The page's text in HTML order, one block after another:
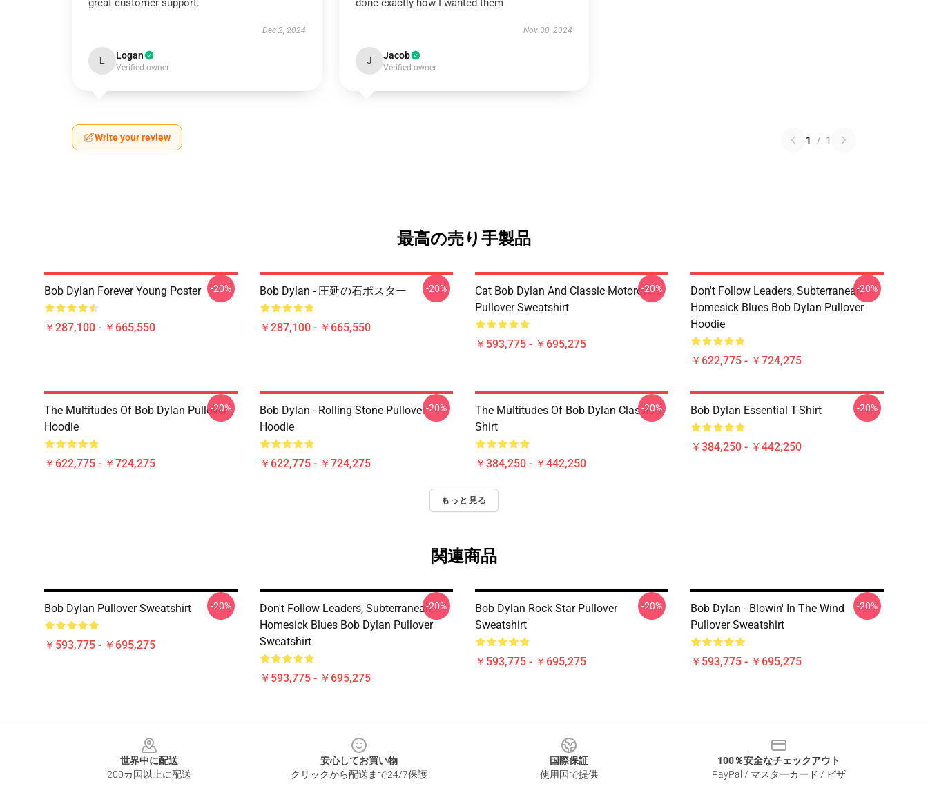
great customer support.
Dec 2, 2024
L Logan
Verified owner
done exactly how I wanted them
Nov 30, 2024
J Jacob
Verified owner
Write your review 1 / 1
最高の売り手製品
Bob Dylan Forever Young Poster
￥287,100 - ￥665,550
-20% Bob Dylan - 圧延の石ポスター
￥287,100 - ￥665,550
-20%
Cat Bob Dylan And Classic Motorcycle
Pullover Sweatshirt
￥593,775 - ￥695,275
-20%
Don't Follow Leaders, Subterranean
Homesick Blues Bob Dylan Pullover
Hoodie
￥622,775 - ￥724,275
-20%
The Multitudes Of Bob Dylan Pullover
Hoodie
￥622,775 - ￥724,275
-20%
Bob Dylan - Rolling Stone Pullover
Hoodie
￥622,775 - ￥724,275
-20%
The Multitudes Of Bob Dylan Classic T-
Shirt
￥384,250 - ￥442,250
-20% Bob Dylan Essential T-Shirt
￥384,250 - ￥442,250
-20%
もっと見る
関連商品
Bob Dylan Pullover Sweatshirt
￥593,775 - ￥695,275
-20%
Don't Follow Leaders, Subterranean
Homesick Blues Bob Dylan Pullover
Sweatshirt
￥593,775 - ￥695,275
-20%
Bob Dylan Rock Star Pullover
Sweatshirt
￥593,775 - ￥695,275
-20%
Bob Dylan - Blowin' In The Wind
Pullover Sweatshirt
￥593,775 - ￥695,275
-20%
世界中に配送
200カ国以上に配送
安心してお買い物
クリックから配送まで24/7保護
国際保証
使用国で提供
100％安全なチェックアウト
PayPal / マスターカード / ビザ